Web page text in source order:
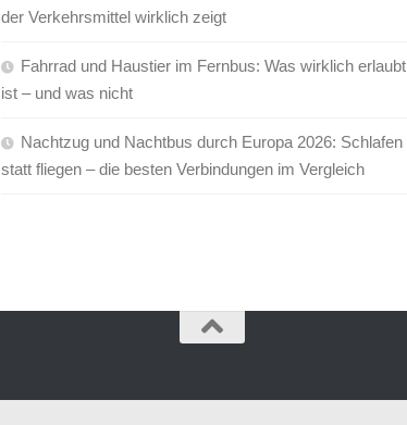
der Verkehrsmittel wirklich zeigt
Fahrrad und Haustier im Fernbus: Was wirklich erlaubt
ist – und was nicht
Nachtzug und Nachtbus durch Europa 2026: Schlafen
statt fliegen – die besten Verbindungen im Vergleich